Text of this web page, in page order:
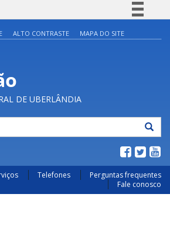
Legislação
Canais
ALTO CONTRASTE MAPA DO SITE
DE UBERLÂNDIA
Telefones
Perguntas frequentes
Fale conosco